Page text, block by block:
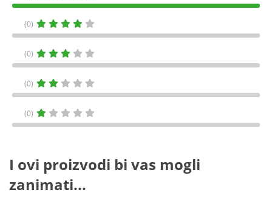
(0)
(0)
(0)
(0)
I ovi proizvodi bi vas mogli
zanimati...